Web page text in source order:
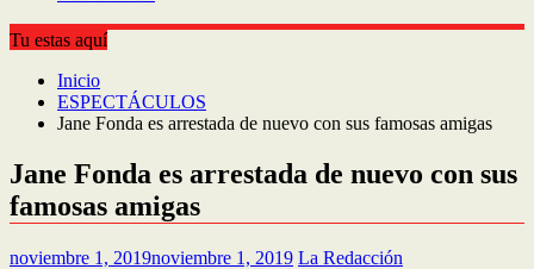
Tu estas aquí
Inicio
ESPECTÁCULOS
Jane Fonda es arrestada de nuevo con sus famosas amigas
Jane Fonda es arrestada de nuevo con sus
famosas amigas
noviembre 1, 2019noviembre 1, 2019 La Redacción